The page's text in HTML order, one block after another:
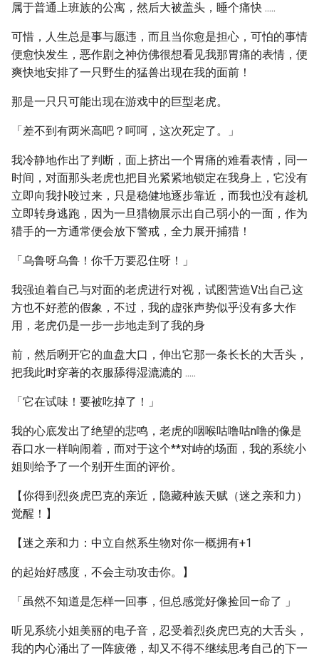
属于普通上班族的公寓，然后大被盖头，睡个痛快 .....
可惜，人生总是事与愿违，而且当你愈是担心，可怕的事情
便愈快发生，恶作剧之神仿佛很想看见我那胃痛的表情，便
爽快地安排了一只野生的猛兽出现在我的面前！
那是一只只可能出现在游戏中的巨型老虎。
「差不到有两米高吧？呵呵，这次死定了。」
我冷静地作出了判断，面上挤出一个胃痛的难看表情，同一
时间，对面那头老虎也把目光紧紧地锁定在我身上，它没有
立即向我扑咬过来，只是稳健地逐步靠近，而我也没有趁机
立即转身逃跑，因为一旦猎物展示出自己弱小的一面，作为
猎手的一方通常便会放下警戒，全力展开捕猎！
「乌鲁呀乌鲁！你千万要忍住呀！」
我强迫着自己与对面的老虎进行对视，试图营造V出自己这
方也不好惹的假象，不过，我的虚张声势似乎没有多大作
用，老虎仍是一步一步地走到了我的身
前，然后咧开它的血盘大口，伸出它那一条长长的大舌头，
把我此时穿著的衣服舔得湿漉漉的 .....
「它在试味！要被吃掉了！」
我的心底发出了绝望的悲鸣，老虎的咽喉咕噜咕n噜的像是
吞口水一样响闹着，而对于这个**对峙的场面，我的系统小
姐则给予了一个别开生面的评价。
【你得到烈炎虎巴克的亲近，隐藏种族天赋（迷之亲和力）
觉醒！】
【迷之亲和力：中立自然系生物对你一概拥有+1
的起始好感度，不会主动攻击你。】
「虽然不知道是怎样一回事，但总感觉好像捡回—命了 」
听见系统小姐美丽的电子音，忍受着烈炎虎巴克的大舌头，
我的内心涌出了一阵疲倦，却又不得不继续思考自己的下一